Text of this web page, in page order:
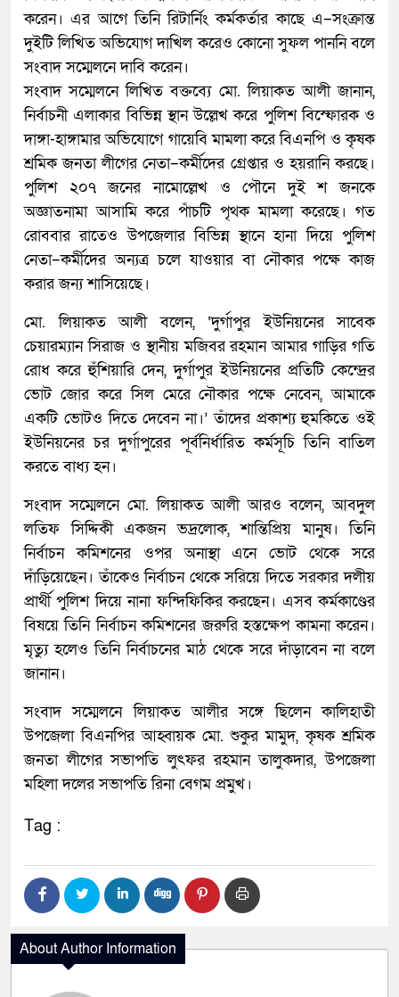
করেন। এর আগে তিনি রিটার্নিং কর্মকর্তার কাছে এ–সংক্রান্ত
দুইটি লিখিত অভিযোগ দাখিল করেও কোনো সুফল পাননি বলে
সংবাদ সম্মেলনে দাবি করেন।
সংবাদ সম্মেলনে লিখিত বক্তব্যে মো. লিয়াকত আলী জানান,
নির্বাচনী এলাকার বিভিন্ন স্থান উল্লেখ করে পুলিশ বিস্ফোরক ও
দাঙ্গা-হাঙ্গামার অভিযোগে গায়েবি মামলা করে বিএনপি ও কৃষক
শ্রমিক জনতা লীগের নেতা–কর্মীদের গ্রেপ্তার ও হয়রানি করছে।
পুলিশ ২০৭ জনের নামোল্লেখ ও পৌনে দুই শ জনকে
অজ্ঞাতনামা আসামি করে পাঁচটি পৃথক মামলা করেছে। গত
রোববার রাতেও উপজেলার বিভিন্ন স্থানে হানা দিয়ে পুলিশ
নেতা–কর্মীদের অন্যত্র চলে যাওয়ার বা নৌকার পক্ষে কাজ
করার জন্য শাসিয়েছে।
মো. লিয়াকত আলী বলেন, ‘দুর্গাপুর ইউনিয়নের সাবেক
চেয়ারম্যান সিরাজ ও স্থানীয় মজিবর রহমান আমার গাড়ির গতি
রোধ করে হুঁশিয়ারি দেন, দুর্গাপুর ইউনিয়নের প্রতিটি কেন্দ্রের
ভোট জোর করে সিল মেরে নৌকার পক্ষে নেবেন, আমাকে
একটি ভোটও দিতে দেবেন না।’ তাঁদের প্রকাশ্য হুমকিতে ওই
ইউনিয়নের চর দুর্গাপুরের পূর্বনির্ধারিত কর্মসূচি তিনি বাতিল
করতে বাধ্য হন।
সংবাদ সম্মেলনে মো. লিয়াকত আলী আরও বলেন, আবদুল
লতিফ সিদ্দিকী একজন ভদ্রলোক, শান্তিপ্রিয় মানুষ। তিনি
নির্বাচন কমিশনের ওপর অনাস্থা এনে ভোট থেকে সরে
দাঁড়িয়েছেন। তাঁকেও নির্বাচন থেকে সরিয়ে দিতে সরকার দলীয়
প্রার্থী পুলিশ দিয়ে নানা ফন্দিফিকির করছেন। এসব কর্মকাণ্ডের
বিষয়ে তিনি নির্বাচন কমিশনের জরুরি হস্তক্ষেপ কামনা করেন।
মৃত্যু হলেও তিনি নির্বাচনের মাঠ থেকে সরে দাঁড়াবেন না বলে
জানান।
সংবাদ সম্মেলনে লিয়াকত আলীর সঙ্গে ছিলেন কালিহাতী
উপজেলা বিএনপির আহ্বায়ক মো. শুকুর মামুদ, কৃষক শ্রমিক
জনতা লীগের সভাপতি লুৎফর রহমান তালুকদার, উপজেলা
মহিলা দলের সভাপতি রিনা বেগম প্রমুখ।
Tag :
About Author Information